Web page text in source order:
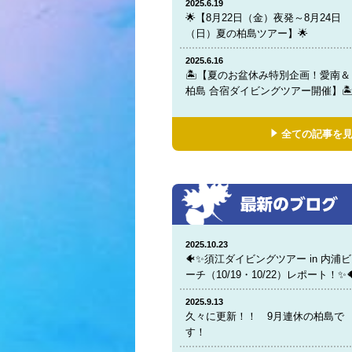
2025.6.19
🌟【8月22日（金）夜発～8月24日
（日）夏の柏島ツアー】🌟
2025.6.16
🏝️【夏のお盆休み特別企画！愛南＆
柏島 合宿ダイビングツアー開催】🏝️
全ての記事を
2025.10.23
🐠✨須江ダイビングツアー in 内浦ビ
ーチ（10/19・10/22）レポート！
2025.9.13
久々に更新！！ 9月連休の柏島で
す！